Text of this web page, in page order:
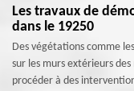
Les travaux de
dans le 19250
Des végétations comme
sur les murs extérieurs
procéder à des